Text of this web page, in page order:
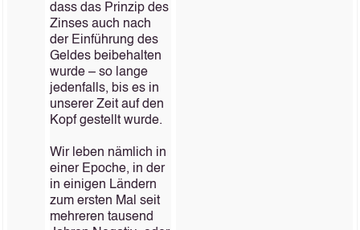
dass das Prinzip des
Zinses auch nach
der Einführung des
Geldes beibehalten
wurde – so lange
jedenfalls, bis es in
unserer Zeit auf den
Kopf gestellt wurde.
Wir leben nämlich in
einer Epoche, in der
in einigen Ländern
zum ersten Mal seit
mehreren tausend